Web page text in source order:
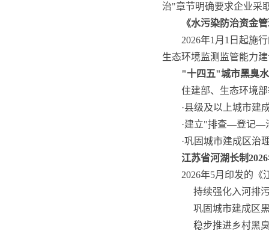
治"章节明确要求企业采
《水污染防治资金
2026年1月1日起施
生态环境监测监管能力
"十四五"城市黑臭
住建部、生态环境
·县级及以上城市建
·建立"排查—登记—
·巩固城市建成区治
江苏省河湖长制
2026年5月印发的《
持续强化入河排
巩固城市建成区
稳步推进乡村黑